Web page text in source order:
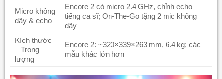
Micro không
dây & echo
Encore 2 có micro 2.4 GHz, chỉnh echo
tiếng ca sĩ; On‑The‑Go tặng 2 mic không
dây
Kích thước
– Trọng
lượng
Encore 2: ~320×339×263 mm, 6.4 kg; các
mẫu khác lớn hơn